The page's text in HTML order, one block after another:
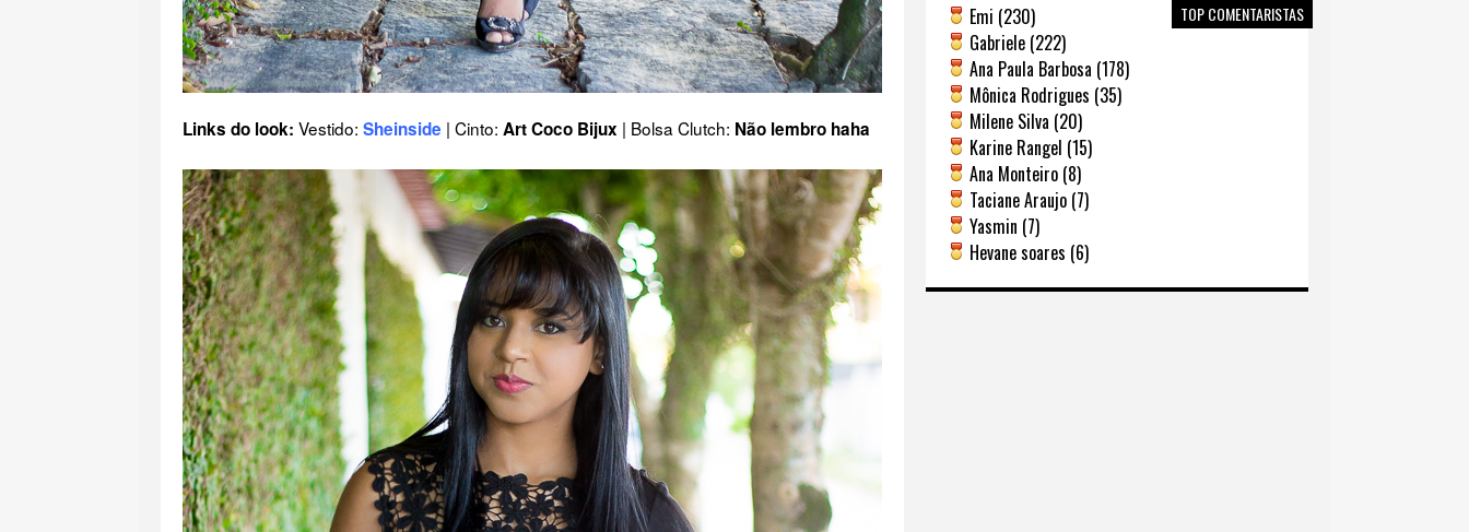
Links do look: Vestido: Sheinside | Cinto: Art Coco Bijux | Bolsa Clutch: Não lembro haha
TOP COMENTARISTAS
Emi (230)
Gabriele (222)
Ana Paula Barbosa (178)
Mônica Rodrigues (35)
Milene Silva (20)
Karine Rangel (15)
Ana Monteiro (8)
Taciane Araujo (7)
Yasmin (7)
Hevane soares (6)